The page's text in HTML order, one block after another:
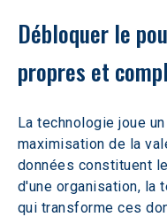
Débloquer le
propres et
La technologie joue
maximisation de la
données constituent
d'une organisation, la
qui transforme ces